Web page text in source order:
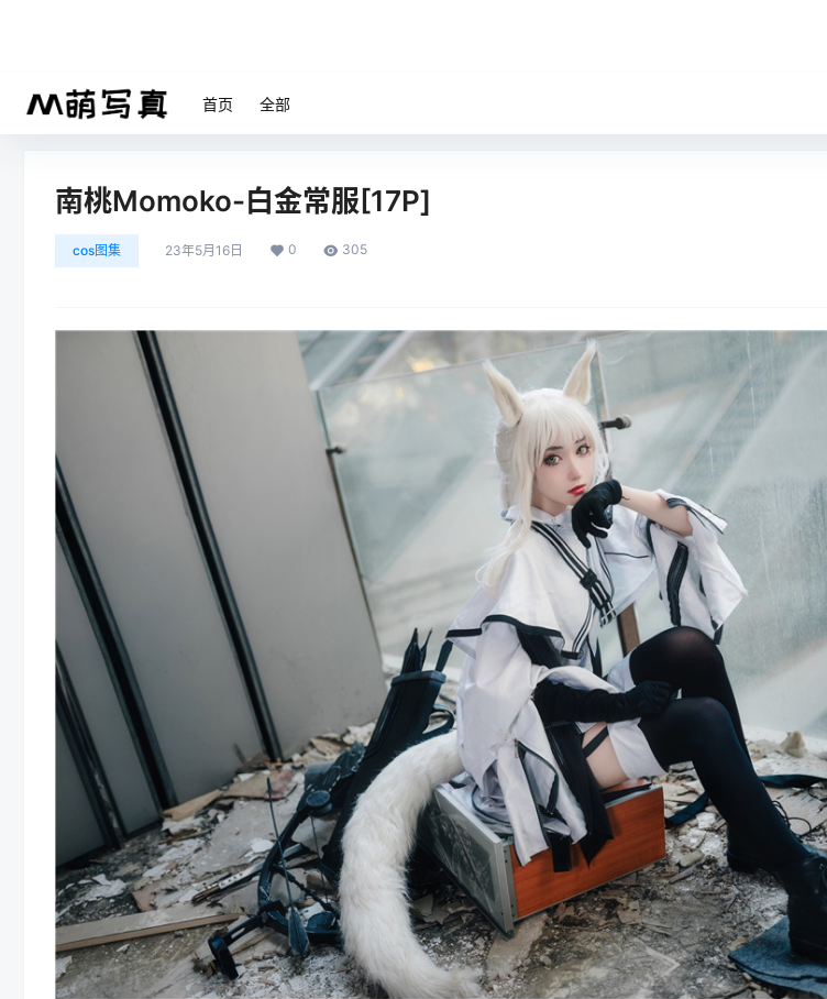
首页 全部
南桃Momoko-白金常服[17P]
cos图集 23年5月16日 0 305